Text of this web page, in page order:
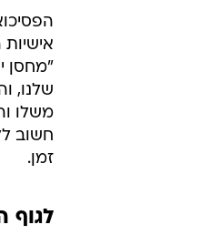
"מחסן
שלנו,
משלו
חשוב
זמן.
לגוף